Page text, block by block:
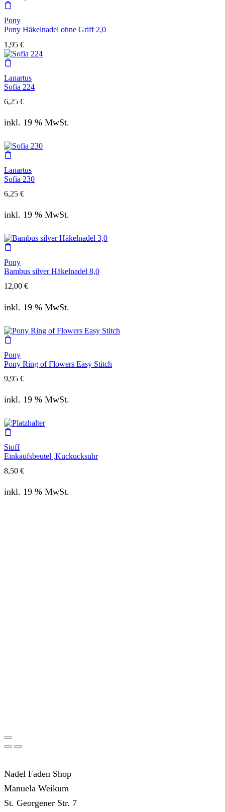
Pony
Pony Häkelnadel ohne Griff 2,0
1,95 €
Lanartus
Sofia 224
6,25 €
inkl. 19 % MwSt.
Lanartus
Sofia 230
6,25 €
inkl. 19 % MwSt.
Pony
Bambus silver Häkelnadel 8,0
12,00 €
inkl. 19 % MwSt.
Pony
Pony Ring of Flowers Easy Stitch
9,95 €
inkl. 19 % MwSt.
Stoff
Einkaufsbeutel ,Kuckucksuhr
8,50 €
inkl. 19 % MwSt.
Nadel Faden Shop
Manuela Weikum
St. Georgener Str. 7